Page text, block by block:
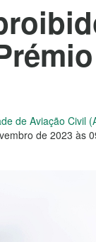
de Aviação Civil
de 2023 às